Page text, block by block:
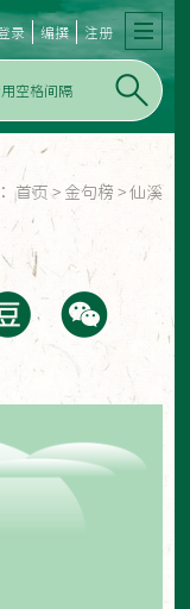
录 编撰 注册
首页 > 金句榜 > 仙溪